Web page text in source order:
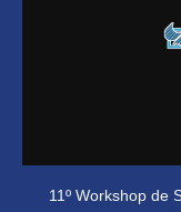
11º Workshop de